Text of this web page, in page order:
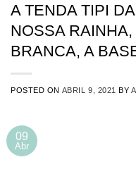
A TENDA TIPI
NOSSA
BRANCA, A
POSTED ON ABRIL 9, 2021 BY
09
Abr